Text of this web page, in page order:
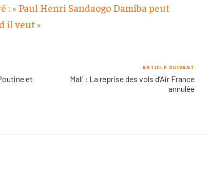
: « Paul Henri Sandaogo Damiba peut
il veut »
et
ARTICLE SUIVANT
Mali : La reprise des vols d’Air France
annulée